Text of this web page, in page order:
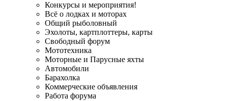
Конкурсы и мероприятия!
Всё о лодках и моторах
Общий рыболовный
Эхолоты, картплоттеры, карты
Свободный форум
Мототехника
Моторные и Парусные яхты
Автомобили
Барахолка
Коммерческие объявления
Работа форума